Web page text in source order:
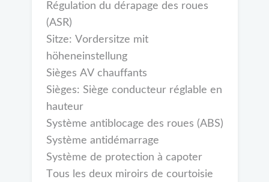
Régulation du dérapage des roues
(ASR)
Sitze: Vordersitze mit
höheneinstellung
Sièges AV chauffants
Sièges: Siège conducteur réglable en
hauteur
Système antiblocage des roues (ABS)
Système antidémarrage
Système de protection à capoter
Tous les deux miroirs de courtoisie